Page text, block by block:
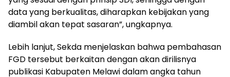
data yang berkualitas, diharapkan kebijakan yang
diambil akan tepat sasaran”, ungkapnya.
Lebih lanjut, Sekda menjelaskan bahwa pembahasan
FGD tersebut berkaitan dengan akan dirilisnya
publikasi Kabupaten Melawi dalam angka tahun